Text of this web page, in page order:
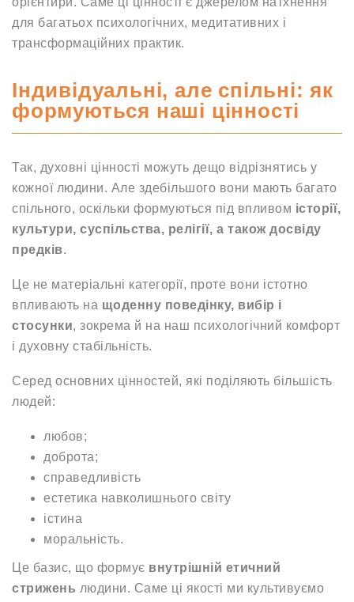
для багатьох психологічних, медитативних і
трансформаційних практик.
Індивідуальні, але спільні: як
формуються наші цінності
Так, духовні цінності можуть дещо відрізнятись у
кожної людини. Але здебільшого вони мають багато
спільного, оскільки формуються під впливом історії,
культури, суспільства, релігії, а також досвіду
предків.
Це не матеріальні категорії, проте вони істотно
впливають на щоденну поведінку, вибір і
стосунки, зокрема й на наш психологічний комфорт
і духовну стабільність.
Серед основних цінностей, які поділяють більшість
людей:
любов;
доброта;
справедливість
естетика навколишнього світу
істина
моральність.
Це базис, що формує внутрішній етичний
стрижень людини. Саме ці якості ми культивуємо